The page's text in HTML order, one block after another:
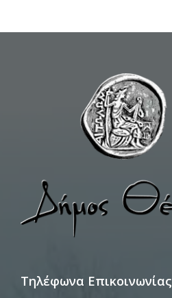
Τηλέφωνα Επικοινωνίας